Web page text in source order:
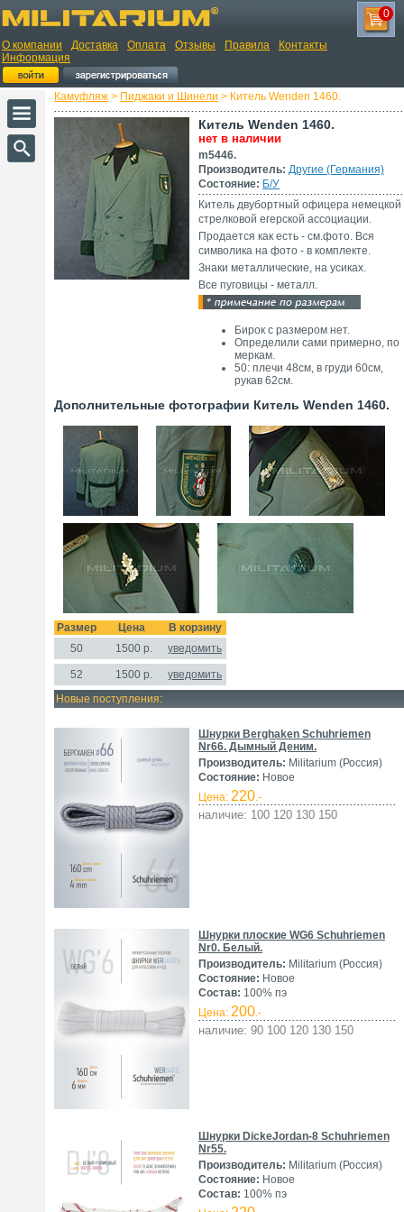
О компании Доставка Оплата Отзывы Правила
Контакты
Информация
0
Камуфляж > Пиджаки и Шинели > Китель Wenden 1460.
Китель Wenden 1460.
нет в наличии
m5446.
Производитель: Другие (Германия)
Состояние: Б/У
Китель двубортный офицера немецкой
стрелковой егерской ассоциации.
Продается как есть - см.фото. Вся
символика на фото - в комплекте.
Знаки металлические, на усиках.
Все пуговицы - металл.
Бирок с размером нет.
Определили сами примерно, по
меркам.
50: плечи 48см, в груди 60см,
рукав 62см.
Дополнительные фотографии Китель Wenden 1460.
Размер Цена
В корзину
50
1500р. уведомить
52 1500 р.
уведомить
Новые поступления:
Шнурки Berghaken Schuhriemen
Nr66. Дымный Деним.
Производитель: Militarium (Россия)
Состояние: Новое
Цена: 220.-
наличие: 100 120 130 150
Шнурки плоские WG6 Schuhriemen
Nr0. Белый.
Производитель: Militarium (Россия)
Состояние: Новое
Состав: 100% пэ
Цена: 200.-
наличие: 90 100 120 130 150
Шнурки DickeJordan-8 Schuhriemen
Nr55.
Производитель: Militarium (Россия)
Состояние: Новое
Состав: 100% пэ